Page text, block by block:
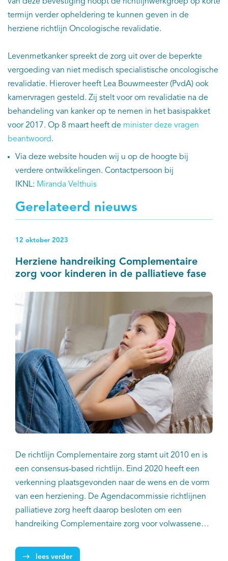
termijn verder opheldering te kunnen geven in de
herziene richtlijn Oncologische revalidatie.
Levenmetkanker spreekt de zorg uit over de beperkte
vergoeding van niet medisch specialistische oncologische
revalidatie. Hierover heeft Lea Bouwmeester (PvdA) ook
kamervragen gesteld. Zij stelt voor om revalidatie na de
behandeling van kanker op te nemen in het basispakket
voor 2017. Op 8 maart heeft de minister deze vragen
beantwoord.
Via deze website houden wij u op de hoogte bij
verdere ontwikkelingen. Contactpersoon bij
IKNL: Miranda Velthuis
Gerelateerd nieuws
12 oktober 2023
Herziene handreiking Complementaire
zorg voor kinderen in de palliatieve fase
De richtlijn Complementaire zorg stamt uit 2010 en is
een consensus-based richtlijn. Eind 2020 heeft een
verkenning plaatsgevonden naar de wens en de vorm
van een herziening. De Agendacommissie richtlijnen
palliatieve zorg heeft daarop besloten om een
handreiking Complementaire zorg voor volwassenen
juni 2023 is de herziene handreiking Complementaire
lees verder